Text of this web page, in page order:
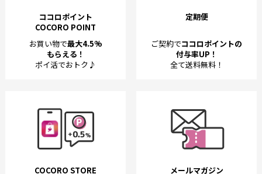
ココロポイント
COCORO POINT
お買い物で最大4.5%
もらえる！
ポイ活でおトク♪
定期便
ご契約でココロポイントの
付与率UP！
全て送料無料！
COCORO STORE メールマガジン